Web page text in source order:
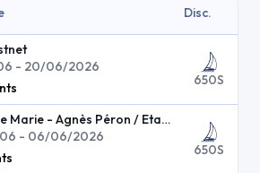
Disc.
- 20/06/2026
650S
Trophée Marie - Agnès Péron / Etape 3 du CFCLS
- 06/06/2026
650S